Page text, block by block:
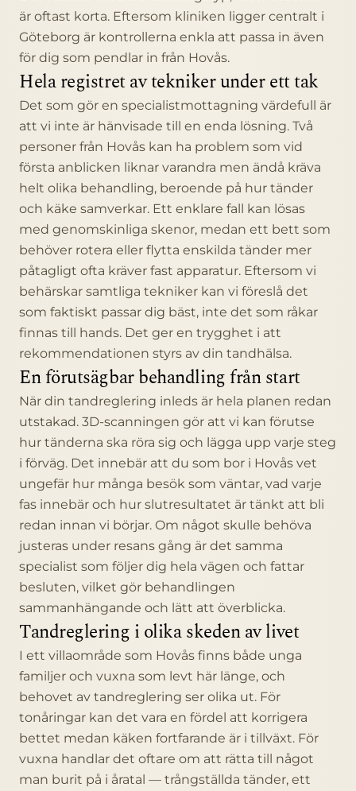
är oftast korta. Eftersom kliniken ligger centralt i
Göteborg är kontrollerna enkla att passa in även
för dig som pendlar in från Hovås.
Hela registret av tekniker under ett tak
Det som gör en specialistmottagning värdefull är
att vi inte är hänvisade till en enda lösning. Två
personer från Hovås kan ha problem som vid
första anblicken liknar varandra men ändå kräva
helt olika behandling, beroende på hur tänder
och käke samverkar. Ett enklare fall kan lösas
med genomskinliga skenor, medan ett bett som
behöver rotera eller flytta enskilda tänder mer
påtagligt ofta kräver fast apparatur. Eftersom vi
behärskar samtliga tekniker kan vi föreslå det
som faktiskt passar dig bäst, inte det som råkar
finnas till hands. Det ger en trygghet i att
rekommendationen styrs av din tandhälsa.
En förutsägbar behandling från start
När din tandreglering inleds är hela planen redan
utstakad. 3D-scanningen gör att vi kan förutse
hur tänderna ska röra sig och lägga upp varje steg
i förväg. Det innebär att du som bor i Hovås vet
ungefär hur många besök som väntar, vad varje
fas innebär och hur slutresultatet är tänkt att bli
redan innan vi börjar. Om något skulle behöva
justeras under resans gång är det samma
specialist som följer dig hela vägen och fattar
besluten, vilket gör behandlingen
sammanhängande och lätt att överblicka.
Tandreglering i olika skeden av livet
I ett villaområde som Hovås finns både unga
familjer och vuxna som levt här länge, och
behovet av tandreglering ser olika ut. För
tonåringar kan det vara en fördel att korrigera
bettet medan käken fortfarande är i tillväxt. För
vuxna handlar det oftare om att rätta till något
man burit på i åratal — trångställda tänder, ett